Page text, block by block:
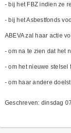
- bij het FBZ indien ze
- bij het Asbestfonds
ABEVA zal haar actie
- om na te zien dat het
- om het nieuwe
- om haar andere
Geschreven: dinsdag